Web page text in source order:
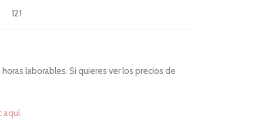
121
laborables. Si quieres ver los precios de
aquí.